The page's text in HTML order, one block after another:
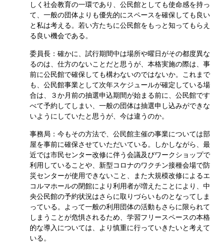
しく社会教育の一環であり、公民館としても使命感を持っ
て、一般の団体よりも優先的にスペースを確保しても良い
と私は考える。若い方たちに公民館をもっと知ってもらえ
る良い機会である。
委員長：確かに、試行期間中は場所や曜日がその都度異な
るのは、仕方のないことだと思うが、本格実施の際は、事
前に公民館で確保しても構わないのではないか。これまで
も、公民館事業として次年スケジュールが確定している場
合は、３か月前の抽選申込期間が始まる前に、公民館です
べて予約してしまい、一般の団体は抽選申し込みができな
いようにしていたと思うが、今は違うのか。
事務局：今もその方法で、公民館主催の事業については部
屋を事前に確保させていただいている。しかしながら、最
近では市民センター改修に伴う会議及びワークショップで
利用していることや、新型コロナのワクチン接種会場で防
災センターが使用できないこと、また大規模改修によるエ
コルマホールの閉館により利用者が増えたことにより、中
央公民館の予約状況はさらに取りづらいものとなってしま
っている。よって一般の利用団体の活動もさらに限られて
しまうことが危惧されるため、学習フリースペースの本格
的な導入については、より慎重に行っていきたいと考えて
いる。